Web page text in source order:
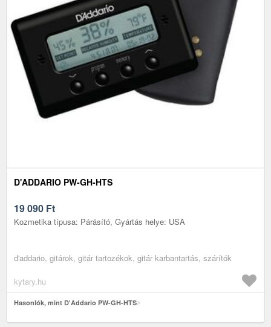
D'ADDARIO PW-GH-HTS
19 090 Ft
Kozmetika típusa: Párásító, Gyártás helye: USA
d'addario, gitárok, gitár tartozékok, gitár karbantartás, szárítók
kytary.hu
Hasonlók, mint D'Addario PW-GH-HTS